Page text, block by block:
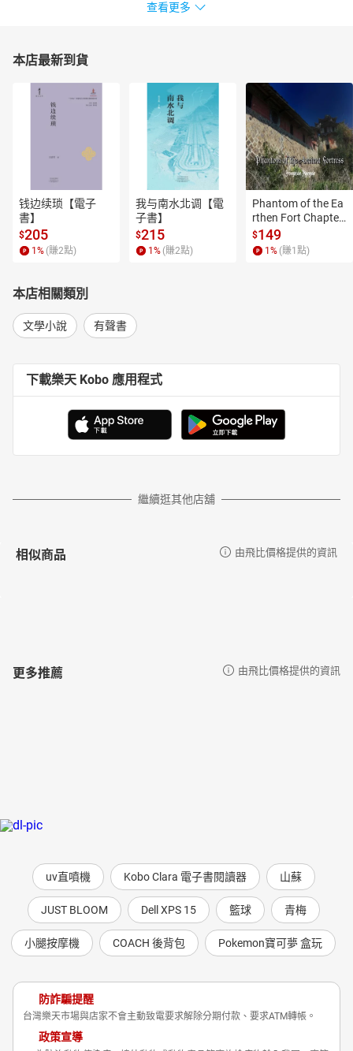
查看更多
本店最新到貨
钱边续琐【電子
書】
$205
1 % (賺2點)
我与南水北调【電
子書】
$215
1 % (賺2點)
Phantom of the Ea
rthen Fort Chapter
4【有聲書】
$149
1 % (賺1 點)
本店相關類別
文學小說 有聲書
下載樂天 Kobo 應用程式
繼續逛其他店舖
相似商品 由飛比價格提供的資訊
更多推薦 由飛比價格提供的資訊
uv直噴機 Kobo Clara 電子書閱讀器 山蘇
JUST BLOOM Dell XPS 15 籃球 青梅
小腿按摩機 COACH 後背包 Pokemon寶可夢 盒玩
防詐騙提醒
台灣樂天市場與店家不會主動致電要求解除分期付款、要求ATM轉帳。
政策宣導